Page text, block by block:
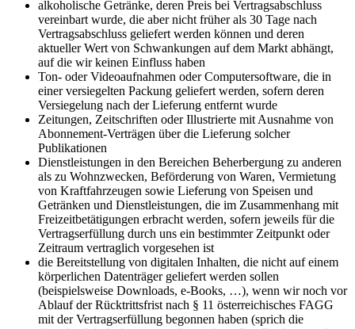
alkoholische Getränke, deren Preis bei Vertragsabschluss
vereinbart wurde, die aber nicht früher als 30 Tage nach
Vertragsabschluss geliefert werden können und deren
aktueller Wert von Schwankungen auf dem Markt abhängt,
auf die wir keinen Einfluss haben
Ton- oder Videoaufnahmen oder Computersoftware, die in
einer versiegelten Packung geliefert werden, sofern deren
Versiegelung nach der Lieferung entfernt wurde
Zeitungen, Zeitschriften oder Illustrierte mit Ausnahme von
Abonnement-Verträgen über die Lieferung solcher
Publikationen
Dienstleistungen in den Bereichen Beherbergung zu anderen
als zu Wohnzwecken, Beförderung von Waren, Vermietung
von Kraftfahrzeugen sowie Lieferung von Speisen und
Getränken und Dienstleistungen, die im Zusammenhang mit
Freizeitbetätigungen erbracht werden, sofern jeweils für die
Vertragserfüllung durch uns ein bestimmter Zeitpunkt oder
Zeitraum vertraglich vorgesehen ist
die Bereitstellung von digitalen Inhalten, die nicht auf einem
körperlichen Datenträger geliefert werden sollen
(beispielsweise Downloads, e-Books, …), wenn wir noch vor
Ablauf der Rücktrittsfrist nach § 11 österreichisches FAGG
mit der Vertragserfüllung begonnen haben (sprich die